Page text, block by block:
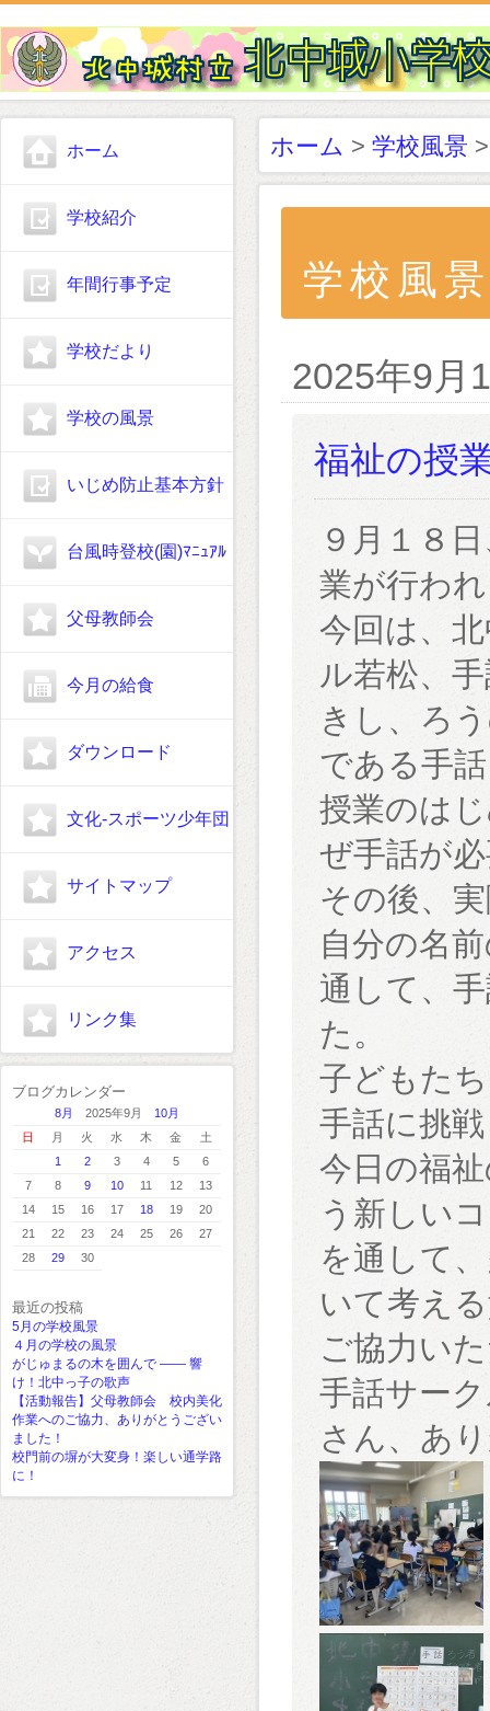
ホーム
学校紹介
年間行事予定
学校だより
学校の風景
いじめ防止基本方針
台風時登校(園)ﾏﾆｭｱﾙ
父母教師会
今月の給食
ダウンロード
文化-スポーツ少年団
サイトマップ
アクセス
リンク集
ブログカレンダー
8月 2025年9月 10月
日
月 火 水 木 金
土
1
2 3 4 5
6
7
8 9 10 11 12
13
14
15 16 17 18 19
20
21
22 23 24 25 26
27
28
29 30
最近の投稿
5月の学校風景
４月の学校の風景
がじゅまるの木を囲んで ―― 響
け！北中っ子の歌声
【活動報告】父母教師会 校内美化
作業へのご協力、ありがとうござい
ました！
校門前の塀が大変身！楽しい通学路
に！
ホーム > 学校風景
学校風景
2025年9月
福祉の授
９月１８
業が行わ
今回は、
ル若松、
きし、ろ
である手
授業のは
ぜ手話が
その後、
自分の名
通して、
た。
子どもた
手話に挑
今日の福
う新しい
を通して
いて考え
ご協力い
手話サー
さん、あ